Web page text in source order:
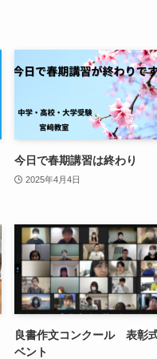
今日で春期講習は終わり
2025年4月4日
良書作文コンクール 表彰
ベント